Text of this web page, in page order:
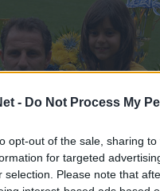
- Do Not Process My
opt-out of the sale, sharing
for targeted
selection. Please note that